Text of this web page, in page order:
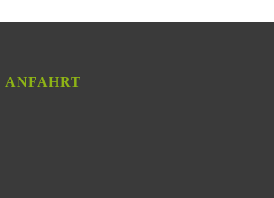
ANFAHRT